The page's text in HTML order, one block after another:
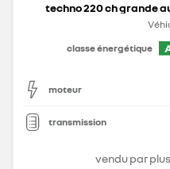
techno 220 ch grande
classe énergétique
moteur
transmission
vendu par